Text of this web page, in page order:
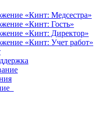
«Кинт: Медсестра»
«Кинт: Гость»
«Кинт: Директор»
«Кинт: Учет работ»